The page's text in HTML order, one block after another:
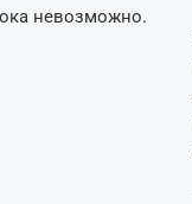
невозможно.